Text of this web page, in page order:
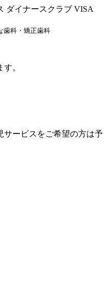
科・矯正歯科
。
ービスをご希望の方は予